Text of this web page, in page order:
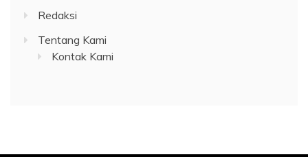
Redaksi
Tentang Kami
Kontak Kami